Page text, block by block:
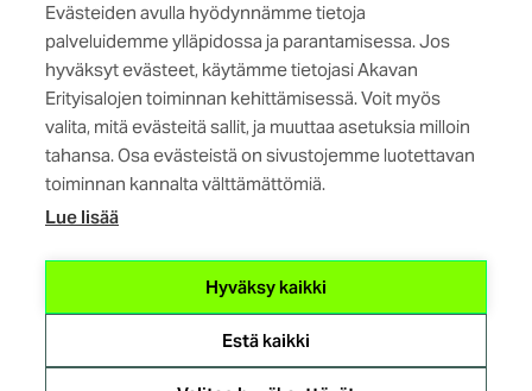
Evästeiden avulla hyödynnämme tietoja
palveluidemme ylläpidossa ja parantamisessa. Jos
hyväksyt evästeet, käytämme tietojasi Akavan
Erityisalojen toiminnan kehittämisessä. Voit myös
valita, mitä evästeitä sallit, ja muuttaa asetuksia milloin
tahansa. Osa evästeistä on sivustojemme luotettavan
toiminnan kannalta välttämättömiä.
Lue lisää
Hyväksy kaikki
Estä kaikki
Maistraatinportti 4 A, 6. krs
00240 Helsinki
Kaikki yhteystiedot
(ulkoinen